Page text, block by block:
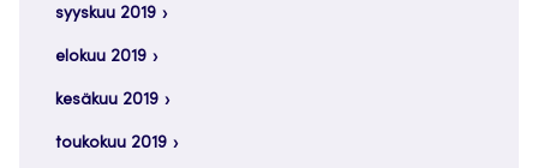
syyskuu 2019
elokuu 2019
kesäkuu 2019
toukokuu 2019